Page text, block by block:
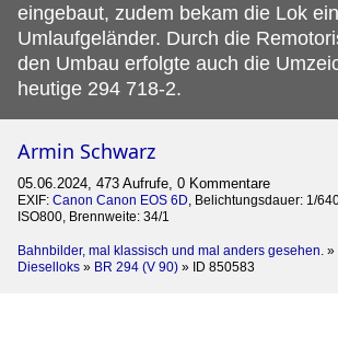
eingebaut, zudem bekam die Lok ein
Umlaufgeländer. Durch die
den Umbau erfolgte auch die
heutige 294 718-2.
Armin Schwarz
05.06.2024, 473 Aufrufe, 0 Kommentare
EXIF: Canon Canon EOS 6D, Belichtungsdauer: 1/
ISO800, Brennweite: 34/1
Bahnbilder, mal klassisch und mal anders gesehen. »
Dieselloks » BR 294 (V 90) » ID 850583